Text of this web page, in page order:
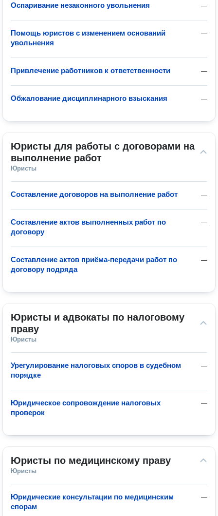
—
Оспаривание незаконного увольнения
—
Помощь юристов с изменением оснований
увольнения
—
Привлечение работников к ответственности
—
Обжалование дисциплинарного взыскания
Юристы для работы с договорами на
выполнение работ
Юристы
—
Составление договоров на выполнение работ
—
Составление актов выполненных работ по
договору
—
Составление актов приёма-передачи работ по
договору подряда
Юристы и адвокаты по налоговому
праву
Юристы
—
Урегулирование налоговых споров в судебном
порядке
—
Юридическое сопровождение налоговых
проверок
Юристы по медицинскому праву
Юристы
—
Юридические консультации по медицинским
спорам